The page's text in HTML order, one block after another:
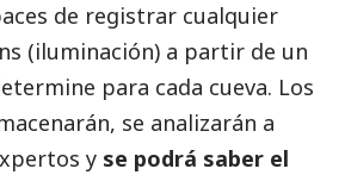
de registrar cualquier
(iluminación) a partir de un
para cada cueva. Los
se analizarán a
y se podrá saber el